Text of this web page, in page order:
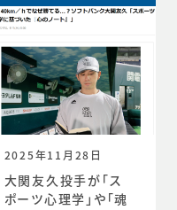
ます。第一回のトレー
ニングの様子や受講
者のインタビューが
掲載されました。htt
ps://www.jaaf.or.
jp/news/a
友久「野球はアー
トとサイエンスで
す」【FRIDAY…
2025年11月28日
大関友久投手が「ス
ポーツ心理学」や「魂